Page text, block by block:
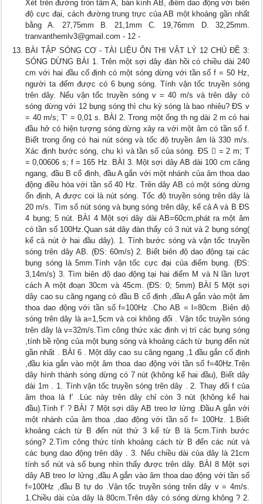
Xét trên đường tròn tâm A, bán kính AB, điểm dao động với biên
độ cực đại, cách đường trung trực của AB một khoảng gần nhất
bằng A. 27,75mm B. 21,1mm C. 19,76mm D. 32,25mm.
tranvanthemlv3@gmail.com - 12 -
BÀI TẬP SÓNG CƠ - TÀI LIỆU ÔN THI VẬT LÝ 12 CHỦ ĐỀ 3:
SÓNG DỪNG BÀI 1. Trên một sợi dây đàn hồi có chiều dài 240
cm với hai đầu cố định có một sóng dừng với tần số f = 50 Hz,
người ta đếm được có 6 bụng sóng. Tính vận tốc truyền sóng
trên dây. Nếu vận tốc truyền sóng v = 40 m/s và trên dây có
sóng dừng với 12 bụng sóng thì chu kỳ sóng là bao nhiêu? ĐS v
= 40 m/s; T’ = 0,01 s. BÀI 2. Trong một ống th ng dài 2 m có hai
đầu hở có hiện tượng sóng dừng xảy ra với một âm có tần số f.
Biết trong ống có hai nút sóng và tốc độ truyền âm là 330 m/s.
Xác định bước sóng, chu kì và tần số của sóng. ĐS  = 2 m; T
= 0,00606 s; f = 165 Hz. BÀI 3. Một sợi dây AB dài 100 cm căng
ngang, đầu B cố định, đầu A gắn với một nhánh của âm thoa dao
động điều hòa với tần số 40 Hz. Trên dây AB có một sóng dừng
ổn định, A được coi là nút sóng. Tốc độ truyền sóng trên dây là
20 m/s. Tìm số nút sóng và bụng sóng trên dây, kể cả A và B ĐS
4 bụng; 5 nút. BÀI 4 Một sợi dây dài AB=60cm,phát ra một âm
có tần số 100Hz.Quan sát dây đàn thấy có 3 nút và 2 bụng sóng(
kể cả nút ở hai đầu dây). 1. Tính bước sóng và vận tốc truyền
sóng trên dây AB. (ĐS: 60m/s) 2. Biết biên độ dao động tại các
bụng sóng là 5mm.Tính vận tốc cực đại của điểm bụng. (ĐS:
3,14m/s) 3. Tìm biên độ dao động tại hai điểm M và N lần lượt
cách A một đoạn 30cm và 45cm. (ĐS: 0; 5mm) BÀI 5 Một sợi
dây cao su căng ngang có đầu B cố định ,đầu A gắn vào một âm
thoa dao động với tần số f=100Hz .Cho AB = l=80cm .Biên độ
sóng trên dây là a=1,5cm và coi không đổi . Vận tốc truyền sóng
trên dây là v=32m/s.Tìm công thức xác định vị trí các bụng sóng
,tính bề rộng của một bụng sóng và khoảng cách từ bụng đến nút
gần nhất . BÀI 6 . Một dây cao su căng ngang ,1 đầu gắn cố định
,đầu kia gắn vào một âm thoa dao động với tần số f=40Hz.Trên
dây hình thành sóng dừng có 7 nút (không kể hai đầu), Biết dây
dài 1m . 1. Tính vận tốc truyền sóng trên dây . 2. Thay đổi f của
âm thoa là f’ .Lúc này trên dây chỉ còn 3 nút (không kể hai
đầu).Tính f’ ? BÀI 7 Một sợi dây AB treo lơ lửng .Đầu A gắn với
một nhánh của âm thoa ,dao động với tần số f= 100Hz. 1.Biết
khoảng cách từ B đến nút thứ 3 kể từ B là 5cm.Tính bước
sóng? 2.Tìm công thức tính khoảng cách từ B đến các nút và
các bụng dao động trên dây . 3. Nếu chiều dài của dây là 21cm
tính số nút và số bụng nhìn thấy được trên dây. BÀI 8 Một sợi
dây AB treo lơ lửng ,đầu A gắn vào âm thoa dao động với tần số
f=100Hz ,đầu B tự do .Vận tốc truyền sóng trên dây v = 4m/s.
1.Chiều dài của dây là 80cm.Trên dây có sóng dừng không ? 2.